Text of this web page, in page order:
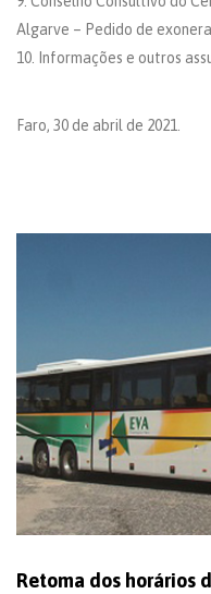
Algarve – Pedido de
10. Informações e outros
Faro, 30 de abril de 2021.
Retoma dos horários